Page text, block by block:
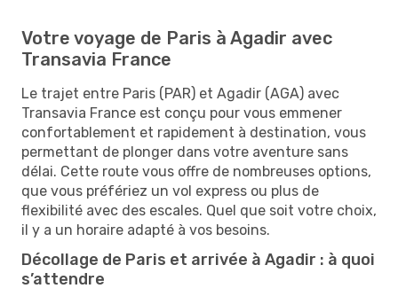
Votre voyage de Paris à Agadir avec
Transavia France
Le trajet entre Paris (PAR) et Agadir (AGA) avec
Transavia France est conçu pour vous emmener
confortablement et rapidement à destination, vous
permettant de plonger dans votre aventure sans
délai. Cette route vous offre de nombreuses options,
que vous préfériez un vol express ou plus de
flexibilité avec des escales. Quel que soit votre choix,
il y a un horaire adapté à vos besoins.
Décollage de Paris et arrivée à Agadir : à quoi
s’attendre